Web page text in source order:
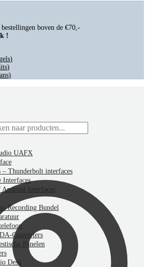
boven de €70,-
!
)
)
)
UAFX
– Thunderbolt interfaces
Interfaces
Android Interfaces
Recording Bundel
Converters
Panelen
Desk